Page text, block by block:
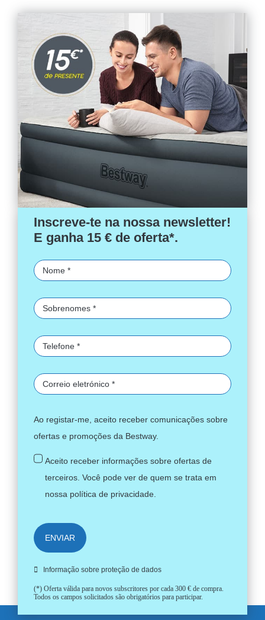
Inscreve-te na nossa newsletter!
E ganha 15 € de oferta*.
Ao registar-me, aceito receber comunicações sobre
ofertas e promoções da Bestway.
Aceito receber informações sobre ofertas de
terceiros. Você pode ver de quem se trata em
nossa política de privacidade.
ENVIAR
Informação sobre proteção de dados
(*) Oferta válida para novos subscritores por cada 300 € de compra.
Todos os campos solicitados são obrigatórios para participar.